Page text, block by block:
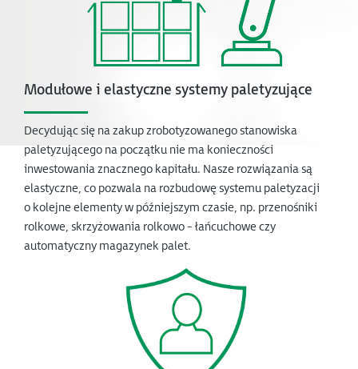
Modułowe i elastyczne systemy paletyzujące
Decydując się na zakup zrobotyzowanego stanowiska
paletyzującego na początku nie ma konieczności
inwestowania znacznego kapitału. Nasze rozwiązania są
elastyczne, co pozwala na rozbudowę systemu paletyzacji
o kolejne elementy w późniejszym czasie, np. przenośniki
rolkowe, skrzyżowania rolkowo - łańcuchowe czy
automatyczny magazynek palet.